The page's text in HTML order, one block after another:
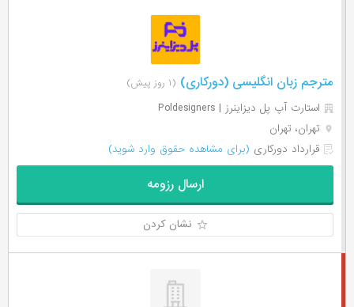
مترجم زبان انگلیسی (دورکاری) (۱ روز پیش)
استارت آپ پل دیزاینرز | Poldesigners
تهران، تهران
قرارداد دورکاری (برای مشاهده حقوق وارد شوید)
ارسال رزومه
نشان کردن